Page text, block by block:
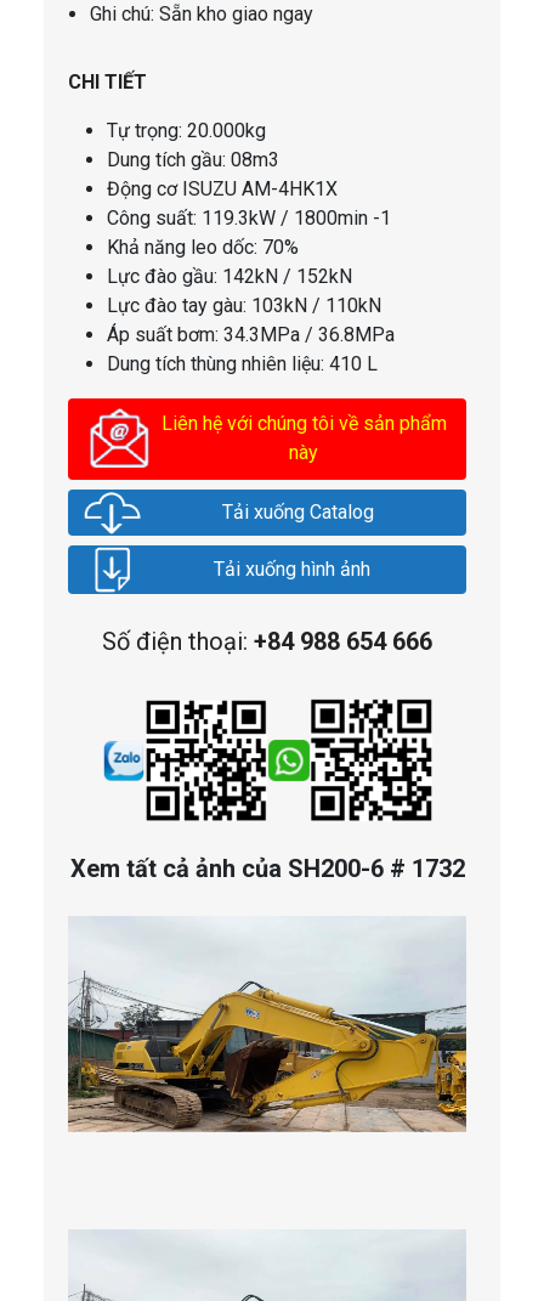
Ghi chú: Sẵn kho giao ngay
CHI TIẾT
Tự trọng: 20.000kg
Dung tích gầu: 08m3
Động cơ ISUZU AM-4HK1X
Công suất: 119.3kW / 1800min -1
Khả năng leo dốc: 70%
Lực đào gầu: 142kN / 152kN
Lực đào tay gàu: 103kN / 110kN
Áp suất bơm: 34.3MPa / 36.8MPa
Dung tích thùng nhiên liệu: 410 L
Liên hệ với chúng tôi về sản phẩm
này
Tải xuống Catalog
Tải xuống hình ảnh
Số điện thoại: +84 988 654 666
Xem tất cả ảnh của SH200-6 # 1732